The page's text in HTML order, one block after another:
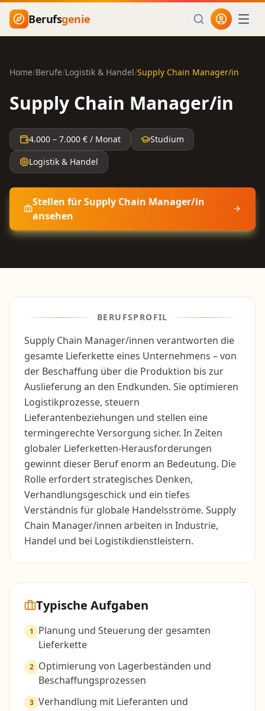
Zum Hauptinhalt springen
Berufsgenie
Home/Berufe/Logistik & Handel/Supply Chain Manager/in
Supply Chain Manager/in
4.000 – 7.000 € / Monat
Studium
Logistik & Handel
Stellen fürSupply Chain Manager/in
ansehen
BERUFSPROFIL
Supply Chain Manager/innen verantworten die
gesamte Lieferkette eines Unternehmens – von
der Beschaffung über die Produktion bis zur
Auslieferung an den Endkunden. Sie optimieren
Logistikprozesse, steuern
Lieferantenbeziehungen und stellen eine
termingerechte Versorgung sicher. In Zeiten
globaler Lieferketten-Herausforderungen
gewinnt dieser Beruf enorm an Bedeutung. Die
Rolle erfordert strategisches Denken,
Verhandlungsgeschick und ein tiefes
Verständnis für globale Handelsströme. Supply
Chain Manager/innen arbeiten in Industrie,
Handel und bei Logistikdienstleistern.
Typische Aufgaben
1
Planung und Steuerung der gesamten
Lieferkette
2 Optimierung von Lagerbeständen und
Beschaffungsprozessen
3 Verhandlung mit Lieferanten und